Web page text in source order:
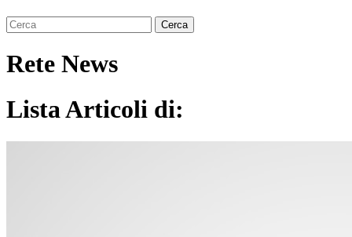
Rete News
Lista Articoli di: